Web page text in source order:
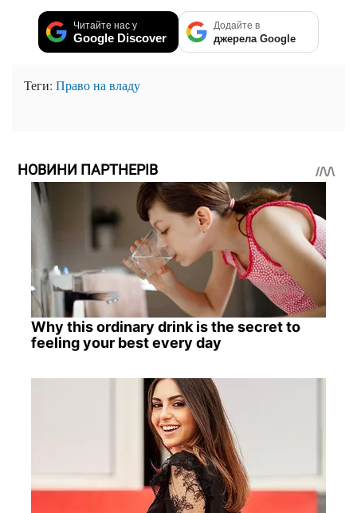
Читайте нас у
Google Discover
Додайте в
джерела Google
Теги: Право на владу
НОВИНИ ПАРТНЕРІВ
Why this ordinary drink is the secret to
feeling your best every day